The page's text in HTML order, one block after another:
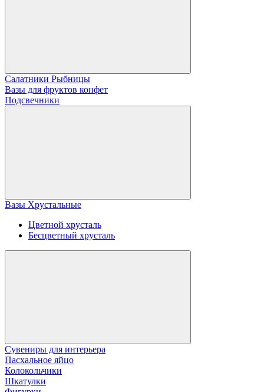
Салатники Рыбницы
Вазы для фруктов конфет
Подсвечники
Вазы Хрустальные
Цветной хрусталь
Бесцветный хрусталь
Сувениры для интерьера
Пасхальное яйцо
Колокольчики
Шкатулки